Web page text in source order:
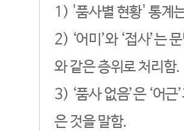
1) '품사별 현황' 통계
2) ‘어미’와 ‘접사’는
와 같은 층위로 처리함.
3) ‘품사 없음’은 ‘어
은 것을 말함.